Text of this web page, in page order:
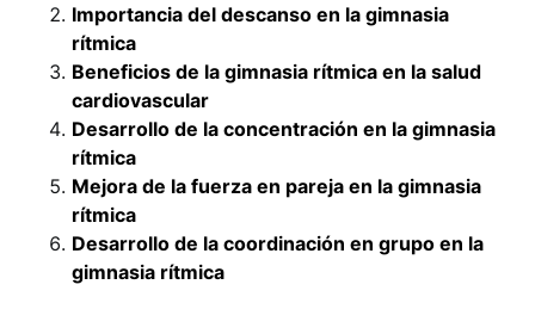
Importancia del descanso en la gimnasia
rítmica
Beneficios de la gimnasia rítmica en la salud
cardiovascular
Desarrollo de la concentración en la gimnasia
rítmica
Mejora de la fuerza en pareja en la gimnasia
rítmica
Desarrollo de la coordinación en grupo en la
gimnasia rítmica